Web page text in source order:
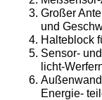
Großer
und
Halteblock
Sensor-
licht-
Energie-